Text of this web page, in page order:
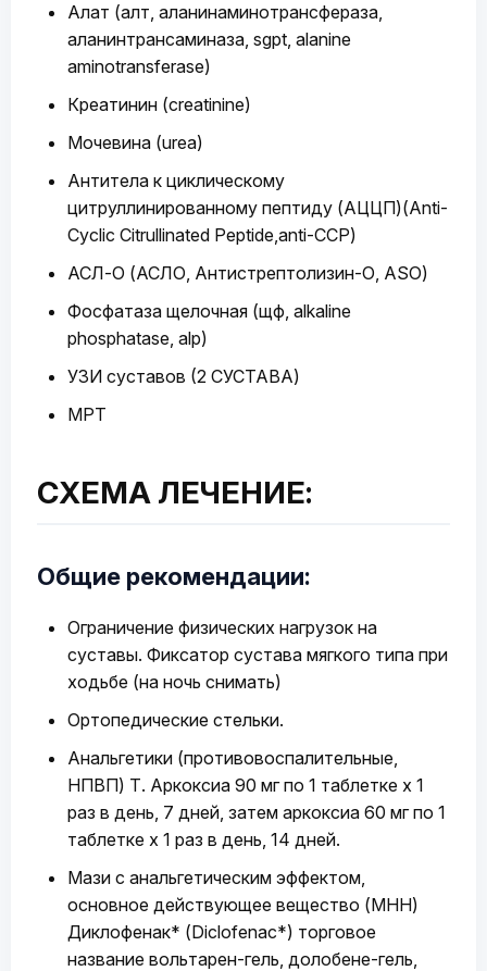
Алат (алт, аланинаминотрансфераза,
аланинтрансаминаза, sgpt, alanine
aminotransferase)
Креатинин (creatinine)
Мочевина (urea)
Антитела к циклическому
цитруллинированному пептиду (АЦЦП)(Anti-
Cyclic Citrullinated Peptide,anti-CCP)
АСЛ-О (АСЛО, Антистрептолизин-О, ASO)
Фосфатаза щелочная (щф, alkaline
phosphatase, alp)
УЗИ суставов (2 СУСТАВА)
МРТ
СХЕМА ЛЕЧЕНИЕ:
Общие рекомендации:
Ограничение физических нагрузок на
суставы. Фиксатор сустава мягкого типа при
ходьбе (на ночь снимать)
Ортопедические стельки.
Анальгетики (противовоспалительные,
НПВП) Т. Аркоксиа 90 мг по 1 таблетке х 1
раз в день, 7 дней, затем аркоксиа 60 мг по 1
таблетке х 1 раз в день, 14 дней.
Мази с анальгетическим эффектом,
основное действующее вещество (МНН)
Диклофенак* (Diclofenac*) торговое
название вольтарен-гель, долобене-гель,